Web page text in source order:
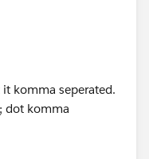
komma seperated.
dot komma